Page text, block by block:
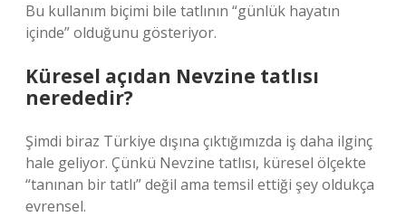
Bu kullanım biçimi bile tatlının “günlük hayatın
içinde” olduğunu gösteriyor.
Küresel açıdan Nevzine tatlısı
nerededir?
Şimdi biraz Türkiye dışına çıktığımızda iş daha ilginç
hale geliyor. Çünkü Nevzine tatlısı, küresel ölçekte
“tanınan bir tatlı” değil ama temsil ettiği şey oldukça
evrensel.